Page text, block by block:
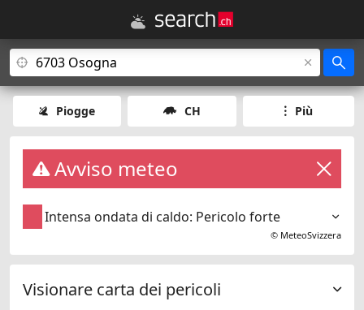
Piogge CH Più
Avviso meteo
Intensa ondata di caldo: Pericolo forte
© MeteoSvizzera
Visionare carta dei pericoli